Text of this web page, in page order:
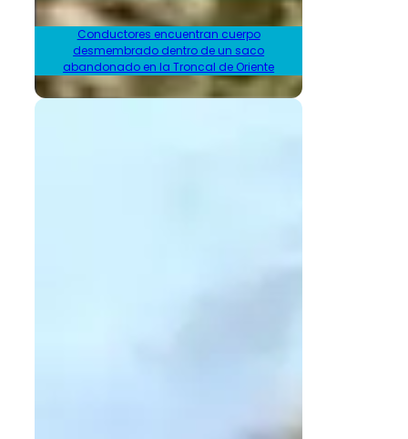
Conductores encuentran cuerpo
desmembrado dentro de un saco
abandonado en la Troncal de Oriente